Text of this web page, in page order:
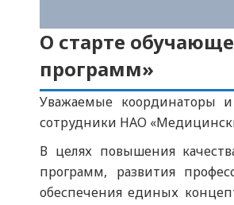
О старте
программ»
Уважаемые координаторы
сотрудники НАО
В целях повышения
программ, развития
обеспечения единых